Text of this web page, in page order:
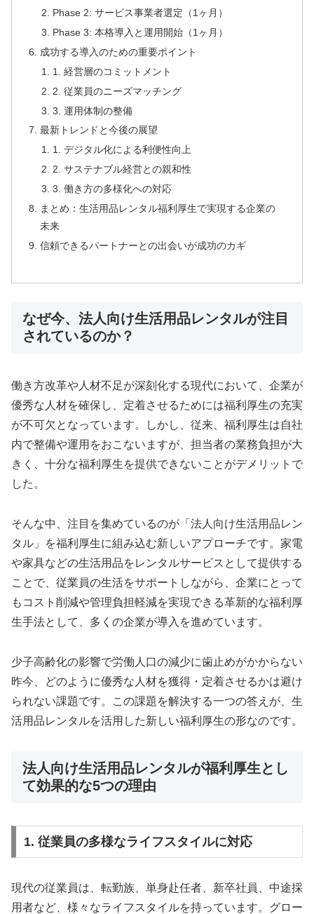
Phase 2: サービス事業者選定（1ヶ月）
Phase 3: 本格導入と運用開始（1ヶ月）
成功する導入のための重要ポイント
1. 経営層のコミットメント
2. 従業員のニーズマッチング
3. 運用体制の整備
最新トレンドと今後の展望
1. デジタル化による利便性向上
2. サステナブル経営との親和性
3. 働き方の多様化への対応
まとめ：生活用品レンタル福利厚生で実現する企業の
未来
信頼できるパートナーとの出会いが成功のカギ
なぜ今、法人向け生活用品レンタルが注目
されているのか？
働き方改革や人材不足が深刻化する現代において、企業が
優秀な人材を確保し、定着させるためには福利厚生の充実
が不可欠となっています。しかし、従来、福利厚生は自社
内で整備や運用をおこないますが、担当者の業務負担が大
きく、十分な福利厚生を提供できないことがデメリットで
した。
そんな中、注目を集めているのが「法人向け生活用品レン
タル」を福利厚生に組み込む新しいアプローチです。家電
や家具などの生活用品をレンタルサービスとして提供する
ことで、従業員の生活をサポートしながら、企業にとって
もコスト削減や管理負担軽減を実現できる革新的な福利厚
生手法として、多くの企業が導入を進めています。
少子高齢化の影響で労働人口の減少に歯止めがかからない
昨今、どのように優秀な人材を獲得・定着させるかは避け
られない課題です。この課題を解決する一つの答えが、生
活用品レンタルを活用した新しい福利厚生の形なのです。
法人向け生活用品レンタルが福利厚生とし
て効果的な5つの理由
1. 従業員の多様なライフスタイルに対応
現代の従業員は、転勤族、単身赴任者、新卒社員、中途採
用者など、様々なライフスタイルを持っています。グロー